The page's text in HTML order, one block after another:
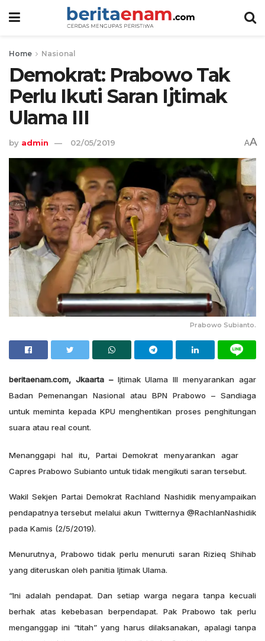
Home Nasional
Demokrat: Prabowo Tak
Perlu Ikuti Saran Ijtimak
Ulama III
by admin 02/05/2019 AA
Prabowo Subianto.
beritaenam.com, Jkaarta –Ijtimak Ulama III menyarankan agar
Badan Pemenangan Nasional atau BPN Prabowo – Sandiaga
untuk meminta kepada KPU menghentikan proses penghitungan
suara atau real count.
Menanggapi hal itu, Partai Demokrat menyarankan agar
Capres Prabowo Subianto untuk tidak mengikuti saran tersebut.
Wakil Sekjen Partai Demokrat Rachland Nashidik menyampaikan
pendapatnya tersebut melalui akun Twitternya @RachlanNashidik
pada Kamis (2/5/2019).
Menurutnya, Prabowo tidak perlu menuruti saran Rizieq Shihab
yang diteruskan oleh panitia Ijtimak Ulama.
“Ini adalah pendapat. Dan setiap warga negara tanpa kecuali
berhak atas kebebasan berpendapat. Pak Prabowo tak perlu
menganggap ini “titah” yang harus dilaksanakan, apalagi tanpa